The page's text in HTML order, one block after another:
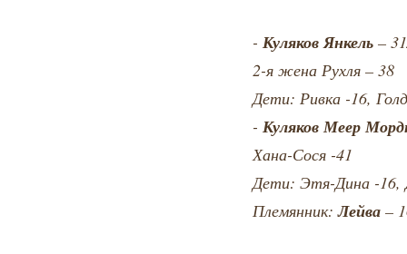
- Куляков Янкель–
2-я жена Рухля – 38
Дети: Ривка -16,
- Куляков Меер
Хана-Сося -41
Дети: Этя-Дина -16,
Племянник:Лейва–